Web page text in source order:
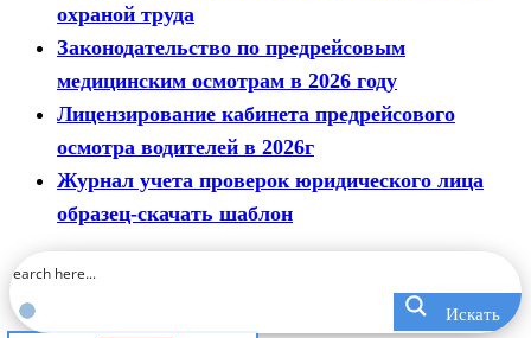
охраной труда
Законодательство по предрейсовым
медицинским осмотрам в 2026 году
Лицензирование кабинета предрейсового
осмотра водителей в 2026г
Журнал учета проверок юридического лица
образец-скачать шаблон
Искать